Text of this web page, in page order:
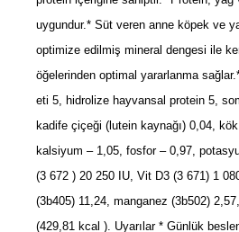
uygundur.* Süt veren anne köpek ve
optimize edilmiş mineral dengesi ile
öğelerinden optimal yararlanma
eti 5, hidrolize hayvansal protein 5,
kadife çiçeği (lutein kaynağı) 0,04,
kalsiyum – 1,05, fosfor – 0,97,
(3 672 ) 20 250 IU, Vit D3 (3 671) 1
(3b405) 11,24, manganez (3b502)
(429,81 kcal ). Uyarılar * Günlük